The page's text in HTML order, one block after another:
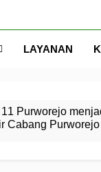
LAYANAN
Purworejo
Cabang
Tingkat
Gugus
di LKBB
oleh Pasukan
11
Negeri 11
menjadi lokasi